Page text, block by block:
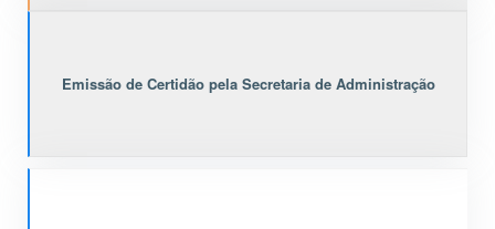
Emissão de Certidão pela Secretaria de Administração